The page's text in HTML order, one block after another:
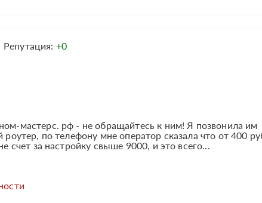
Репутация: +0
мастерс. рф - не обращайтесь к ним! Я позвонила им
по телефону мне оператор сказала что от 400
счет за настройку свыше 9000, и это всего...